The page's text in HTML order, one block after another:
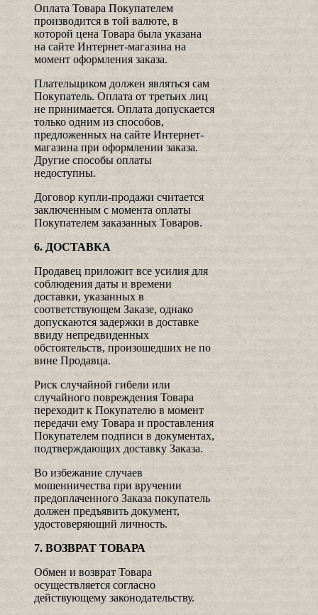
Оплата Товара Покупателем
производится в той валюте, в
которой цена Товара была указана
на сайте Интернет-магазина на
момент оформления заказа.
Плательщиком должен являться сам
Покупатель. Оплата от третьих лиц
не принимается. Оплата допускается
только одним из способов,
предложенных на сайте Интернет-
магазина при оформлении заказа.
Другие способы оплаты
недоступны.
Договор купли-продажи считается
заключенным с момента оплаты
Покупателем заказанных Товаров.
6. ДОСТАВКА
Продавец приложит все усилия для
соблюдения даты и времени
доставки, указанных в
соответствующем Заказе, однако
допускаются задержки в доставке
ввиду непредвиденных
обстоятельств, произошедших не по
вине Продавца.
Риск случайной гибели или
случайного повреждения Товара
переходит к Покупателю в момент
передачи ему Товара и проставления
Покупателем подписи в документах,
подтверждающих доставку Заказа.
Во избежание случаев
мошенничества при вручении
предоплаченного Заказа покупатель
должен предъявить документ,
удостоверяющий личность.
7. ВОЗВРАТ ТОВАРА
Обмен и возврат Товара
осуществляется согласно
действующему законодательству.